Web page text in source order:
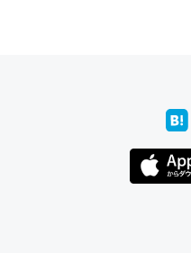
きる。一生で親と会える残り時
を実質100倍以上に伸ばす効果
─たまにLINEするくらいだった遠方の